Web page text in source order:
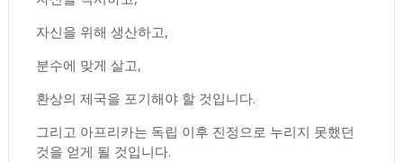
자신을 위해 생산하고,
분수에 맞게 살고,
환상의 제국을 포기해야 할 것입니다.
그리고 아프리카는 독립 이후 진정으로 누리지 못했던
것을 얻게 될 것입니다.